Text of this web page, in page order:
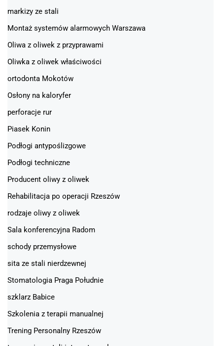
markizy ze stali
Montaż systemów alarmowych Warszawa
Oliwa z oliwek z przyprawami
Oliwka z oliwek właściwości
ortodonta Mokotów
Osłony na kaloryfer
perforacje rur
Piasek Konin
Podłogi antypoślizgowe
Podłogi techniczne
Producent oliwy z oliwek
Rehabilitacja po operacji Rzeszów
rodzaje oliwy z oliwek
Sala konferencyjna Radom
schody przemysłowe
sita ze stali nierdzewnej
Stomatologia Praga Południe
szklarz Babice
Szkolenia z terapii manualnej
Trening Personalny Rzeszów